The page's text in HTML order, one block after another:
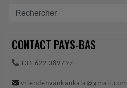
CONTACT PAYS-BAS
+31 622 389797
vriendenvankankala@gmail.com